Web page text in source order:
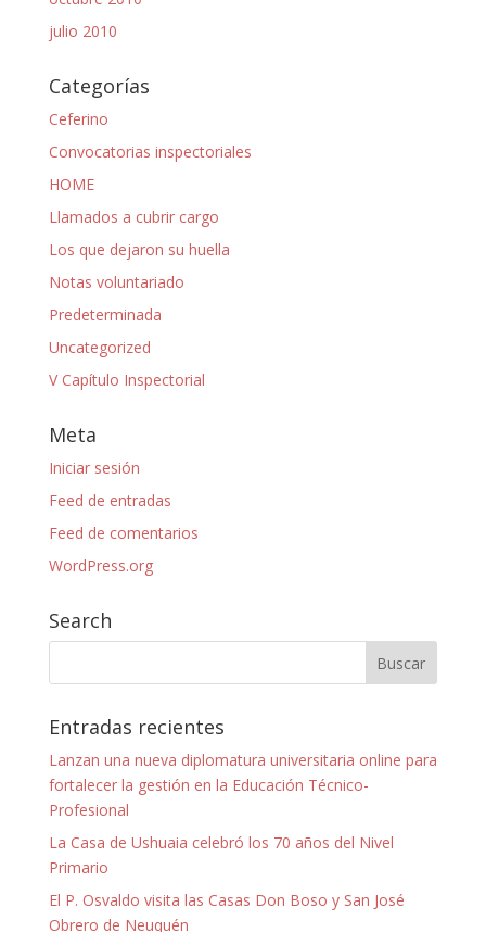
julio 2010
Categorías
Ceferino
Convocatorias inspectoriales
HOME
Llamados a cubrir cargo
Los que dejaron su huella
Notas voluntariado
Predeterminada
Uncategorized
V Capítulo Inspectorial
Meta
Iniciar sesión
Feed de entradas
Feed de comentarios
WordPress.org
Search
Entradas recientes
Lanzan una nueva diplomatura universitaria online para
fortalecer la gestión en la Educación Técnico-
Profesional
La Casa de Ushuaia celebró los 70 años del Nivel
Primario
El P. Osvaldo visita las Casas Don Boso y San José
Obrero de Neuquén